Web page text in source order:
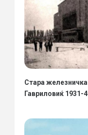
Стара
Гавриловиќ 1931-